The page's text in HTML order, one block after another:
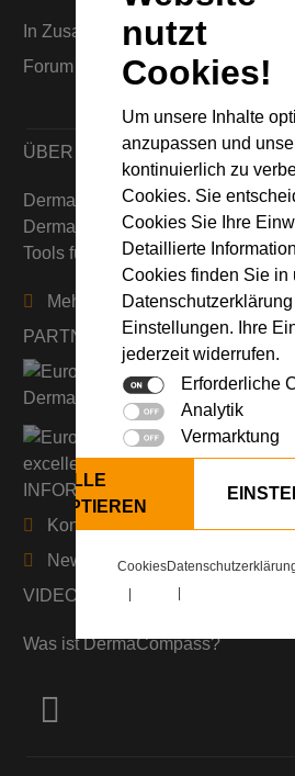
nutzt
Cookies!
Um unsere Inhalte
anzupassen und
kontinuierlich zu
Cookies. Sie
Cookies Sie Ihre
Detaillierte
Cookies finden Sie in
Einstellungen. Ihre
jederzeit widerrufen.
Erforderliche
Analytik
Vermarktung
ALLE
AKZEPTIEREN
Cookies
In Zusammenarbeit mit dem
Forum (EDF) und Euroderm
ÜBER
DermaCompass ist Ihr digitaler
Dermatologie – mit Wissen,
Tools für den klinischen Alltag.
Mehr erfahren
PARTNER
INFORMATIONEN
Kontakt
Newsletter
VIDEO
Was ist DermaCompass?